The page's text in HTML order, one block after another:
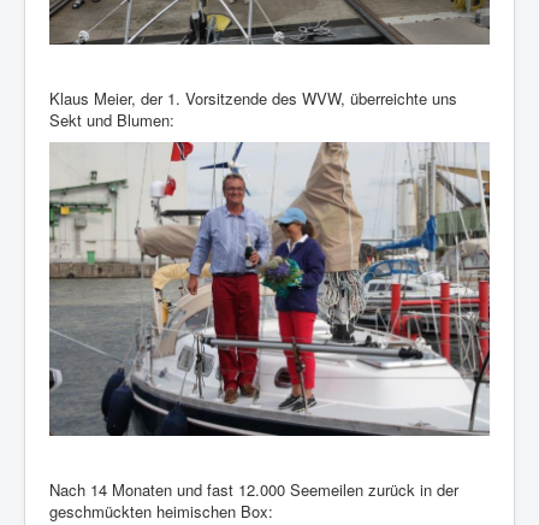
Klaus Meier, der 1. Vorsitzende des WVW, überreichte uns
Sekt und Blumen:
Nach 14 Monaten und fast 12.000 Seemeilen zurück in der
geschmückten heimischen Box: